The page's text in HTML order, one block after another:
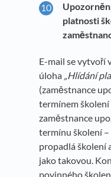
platnosti
E-mail se vytvoří
úloha „Hlídání
(zaměstnance
termínem školení
zaměstnance
termínu školení
propadlá školení
jako takovou.
povinného